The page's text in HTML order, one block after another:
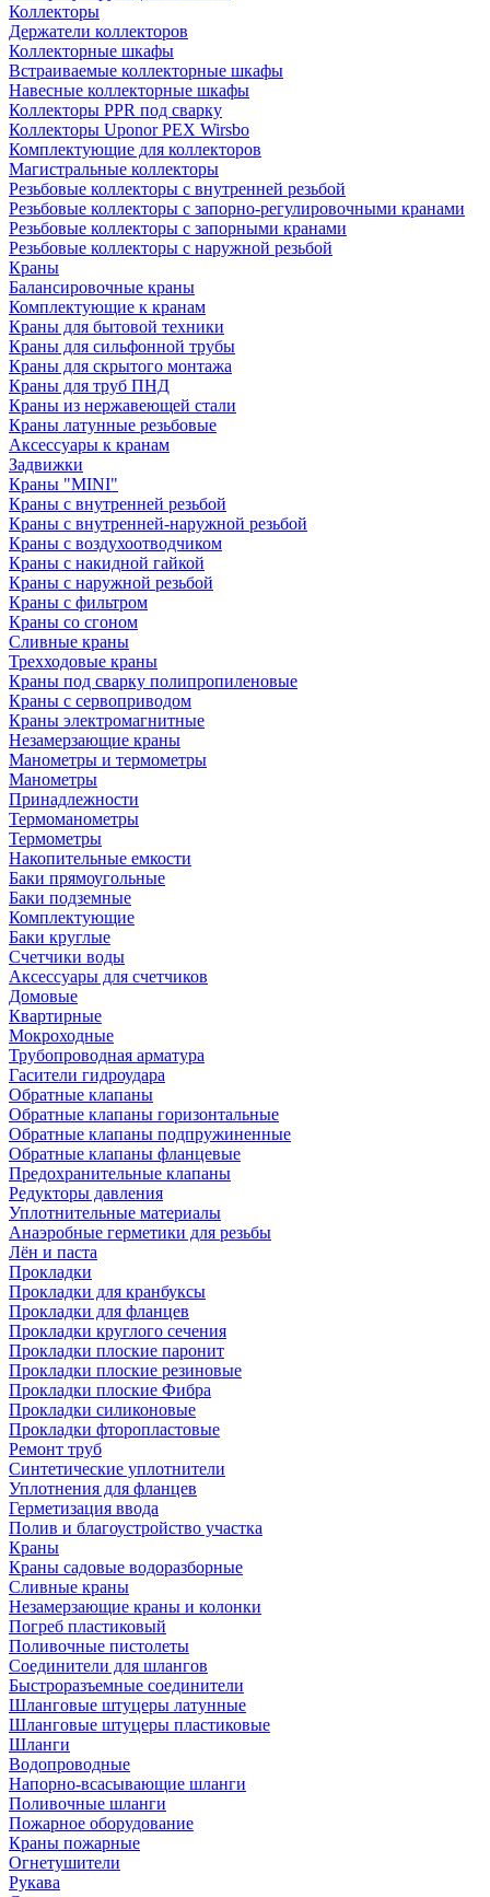
Коллекторы
Держатели коллекторов
Коллекторные шкафы
Встраиваемые коллекторные шкафы
Навесные коллекторные шкафы
Коллекторы PPR под сварку
Коллекторы Uponor PEX Wirsbo
Комплектующие для коллекторов
Магистральные коллекторы
Резьбовые коллекторы с внутренней резьбой
Резьбовые коллекторы с запорно-регулировочными кранами
Резьбовые коллекторы с запорными кранами
Резьбовые коллекторы с наружной резьбой
Краны
Балансировочные краны
Комплектующие к кранам
Краны для бытовой техники
Краны для сильфонной трубы
Краны для скрытого монтажа
Краны для труб ПНД
Краны из нержавеющей стали
Краны латунные резьбовые
Аксессуары к кранам
Задвижки
Краны "MINI"
Краны с внутренней резьбой
Краны с внутренней-наружной резьбой
Краны с воздухоотводчиком
Краны с накидной гайкой
Краны с наружной резьбой
Краны с фильтром
Краны со сгоном
Сливные краны
Трехходовые краны
Краны под сварку полипропиленовые
Краны с сервоприводом
Краны электромагнитные
Незамерзающие краны
Манометры и термометры
Манометры
Принадлежности
Термоманометры
Термометры
Накопительные емкости
Баки прямоугольные
Баки подземные
Комплектующие
Баки круглые
Счетчики воды
Аксессуары для счетчиков
Домовые
Квартирные
Мокроходные
Трубопроводная арматура
Гасители гидроудара
Обратные клапаны
Обратные клапаны горизонтальные
Обратные клапаны подпружиненные
Обратные клапаны фланцевые
Предохранительные клапаны
Редукторы давления
Уплотнительные материалы
Анаэробные герметики для резьбы
Лён и паста
Прокладки
Прокладки для кранбуксы
Прокладки для фланцев
Прокладки круглого сечения
Прокладки плоские паронит
Прокладки плоские резиновые
Прокладки плоские Фибра
Прокладки силиконовые
Прокладки фторопластовые
Ремонт труб
Синтетические уплотнители
Уплотнения для фланцев
Герметизация ввода
Полив и благоустройство участка
Краны
Краны садовые водоразборные
Сливные краны
Незамерзающие краны и колонки
Погреб пластиковый
Поливочные пистолеты
Соединители для шлангов
Быстроразъемные соединители
Шланговые штуцеры латунные
Шланговые штуцеры пластиковые
Шланги
Водопроводные
Напорно-всасывающие шланги
Поливочные шланги
Пожарное оборудование
Краны пожарные
Огнетушители
Рукава